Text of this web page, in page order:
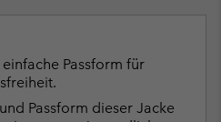
Passform für
Passform dieser Jacke